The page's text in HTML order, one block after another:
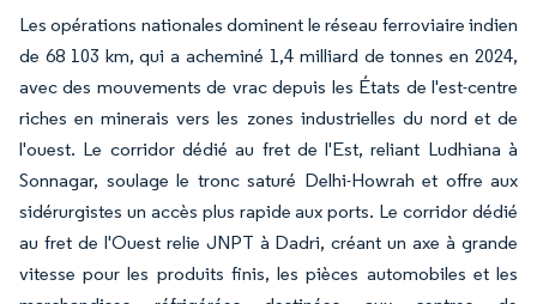
Les opérations nationales dominent le réseau ferroviaire indien
de 68 103 km, qui a acheminé 1,4 milliard de tonnes en 2024,
avec des mouvements de vrac depuis les États de l'est-centre
riches en minerais vers les zones industrielles du nord et de
l'ouest. Le corridor dédié au fret de l'Est, reliant Ludhiana à
Sonnagar, soulage le tronc saturé Delhi-Howrah et offre aux
sidérurgistes un accès plus rapide aux ports. Le corridor dédié
au fret de l'Ouest relie JNPT à Dadri, créant un axe à grande
vitesse pour les produits finis, les pièces automobiles et les